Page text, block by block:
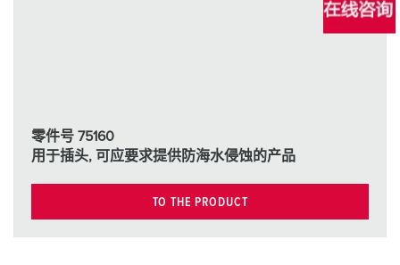
零件号 75160
用于插头, 可应要求提供防海水侵蚀的产品
TO THE PRODUCT